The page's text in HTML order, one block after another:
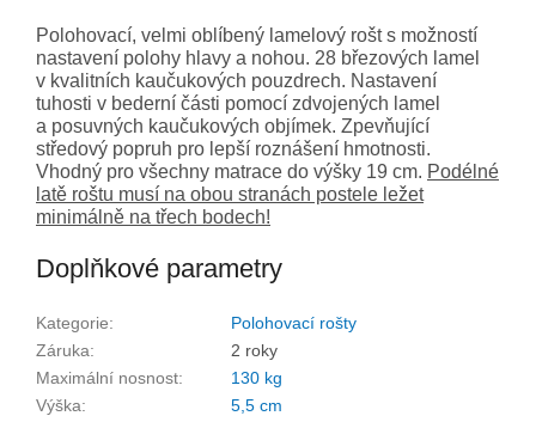
Polohovací, velmi oblíbený lamelový rošt s možností
nastavení polohy hlavy a nohou. 28 březových lamel
v kvalitních kaučukových pouzdrech. Nastavení
tuhosti v bederní části pomocí zdvojených lamel
a posuvných kaučukových objímek. Zpevňující
středový popruh pro lepší roznášení hmotnosti.
Vhodný pro všechny matrace do výšky 19 cm. Podélné
latě roštu musí na obou stranách postele ležet
minimálně na třech bodech!
Doplňkové parametry
Kategorie:
Polohovací rošty
Záruka:
2 roky
Maximální nosnost:
130 kg
Výška:
5,5 cm